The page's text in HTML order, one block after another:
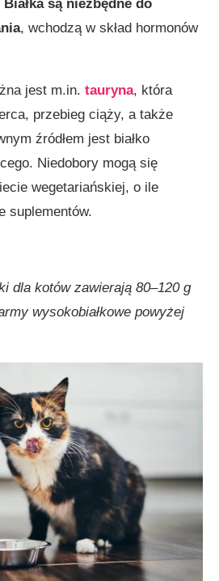
Białka są niezbędne do
, wchodzą w skład hormonów
jest m.in. tauryna, która
przebieg ciąży, a także
źródłem jest białko
Niedobory mogą się
wegetariańskiej, o ile
suplementów.
dla kotów zawierają 80–120 g
wysokobiałkowe powyżej